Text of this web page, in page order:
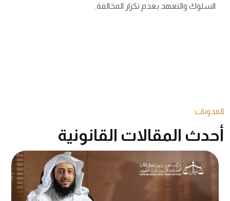
السلوك والتعهد بعدم تكرار المخالفة.
المدونات
أحدث المقالات القانونية